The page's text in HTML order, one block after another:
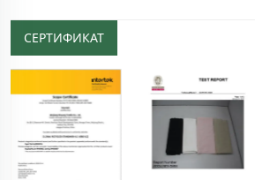
СЕРТИФИКАТ